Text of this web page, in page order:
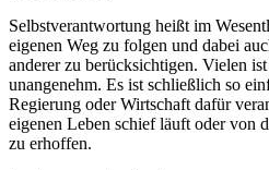
Selbstverantwortung heißt im
eigenen Weg zu folgen und dabei
anderer zu berücksichtigen. Vielen
unangenehm. Es ist schließlich so
Regierung oder Wirtschaft dafür
eigenen Leben schief läuft oder von
zu erhoffen.